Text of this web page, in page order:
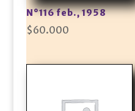
N°116 feb., 1958
$60.000